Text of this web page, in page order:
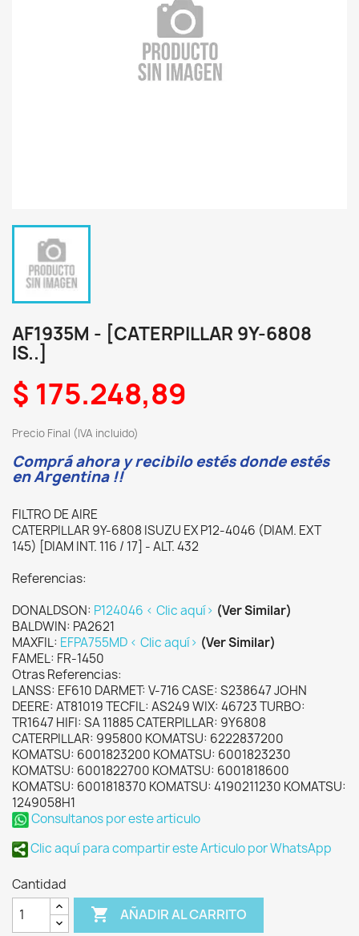
AF1935M - [CATERPILLAR 9Y-6808
IS..]
$ 175.248,89
Precio Final (IVA incluido)
Comprá ahora y recibilo estés donde estés
en Argentina !!
FILTRO DE AIRE
CATERPILLAR 9Y-6808 ISUZU EX P12-4046 (DIAM. EXT
145) [DIAM INT. 116 / 17] - ALT. 432
Referencias:
DONALDSON: P124046 < Clic aquí> (Ver Similar)
BALDWIN: PA2621
MAXFIL: EFPA755MD < Clic aquí> (Ver Similar)
FAMEL: FR-1450
Otras Referencias:
LANSS: EF610 DARMET: V-716 CASE: S238647 JOHN
DEERE: AT81019 TECFIL: AS249 WIX: 46723 TURBO:
TR1647 HIFI: SA 11885 CATERPILLAR: 9Y6808
CATERPILLAR: 995800 KOMATSU: 6222837200
KOMATSU: 6001823200 KOMATSU: 6001823230
KOMATSU: 6001822700 KOMATSU: 6001818600
KOMATSU: 6001818370 KOMATSU: 4190211230 KOMATSU:
1249058H1
Consultanos por este articulo
Clic aquí para compartir este Articulo por WhatsApp
Cantidad
 AÑADIR AL CARRITO